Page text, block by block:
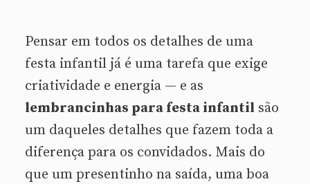
Pensar em todos os detalhes de uma
festa infantil já é uma tarefa que exige
criatividade e energia — e as
lembrancinhas para festa infantil são
um daqueles detalhes que fazem toda a
diferença para os convidados. Mais do
que um presentinho na saída, uma boa